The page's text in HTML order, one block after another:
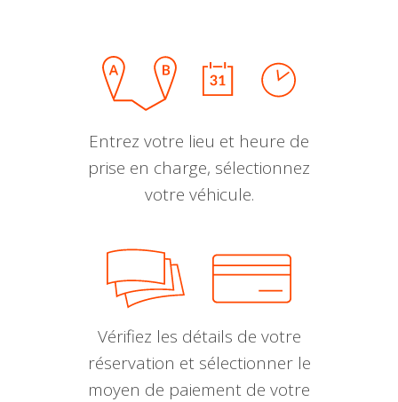
Entrez votre lieu et heure de
prise en charge, sélectionnez
votre véhicule.
Vérifiez les détails de votre
réservation et sélectionner le
moyen de paiement de votre